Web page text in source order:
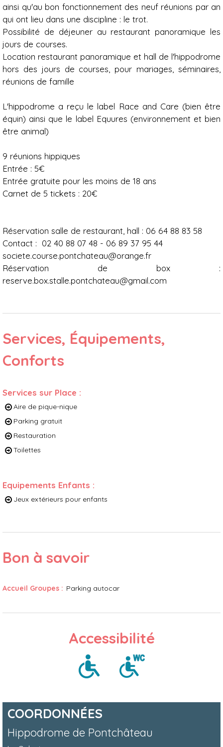
ainsi qu'au bon fonctionnement des neuf réunions par an
qui ont lieu dans une discipline : le trot.
Possibilité de déjeuner au restaurant panoramique les
jours de courses.
Location restaurant panoramique et hall de l'hippodrome
hors des jours de courses, pour mariages, séminaires,
réunions de famille
L'hippodrome a reçu le label Race and Care (bien être
équin) ainsi que le label Equures (environnement et bien
être animal)
9 réunions hippiques
Entrée : 5€
Entrée gratuite pour les moins de 18 ans
Carnet de 5 tickets : 20€
Réservation salle de restaurant, hall : 06 64 88 83 58
Contact : 02 40 88 07 48 - 06 89 37 95 44
societe.course.pontchateau@orange.fr
Réservation de box :
reserve.box.stalle.pontchateau@gmail.com
Services, Équipements,
Conforts
Services sur Place :
Aire de pique-nique
Parking gratuit
Restauration
Toilettes
Equipements Enfants :
Jeux extérieurs pour enfants
Bon à savoir
Accueil Groupes : Parking autocar
Accessibilité
COORDONNÉES
Hippodrome de Pontchâteau